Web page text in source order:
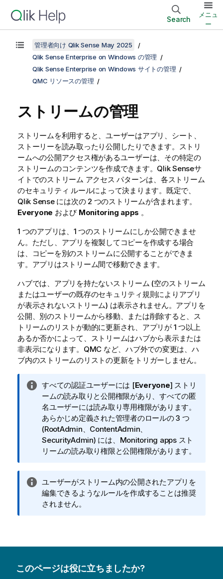
Search
メニュ
ー
管理者向け Qlik Sense May 2025
Qlik Sense Enterprise on Windows の管理
Qlik Sense Enterprise on Windows サイトの管理
QMC リソースの管理
ストリームの管理
ストリームを利用すると、ユーザーはアプリ、シート、
ストーリーを読み取ったり公開したりできます。ストリ
ームへの公開アクセス権があるユーザーは、その特定の
ストリームのコンテンツを作成できます。 Qlik Senseサ
イトでのストリーム アクセス パターンは、各ストリーム
のセキュリティ ルールによって決まります。既定で、
Qlik Senseには次の 2 つのストリームが含まれます。
Everyone および Monitoring apps 。
1 つのアプリは、1 つのストリームにしか公開できませ
ん。ただし、アプリを複製してコピーを作成する場合
は、コピーを別のストリームに公開することができま
す。アプリはストリーム間で移動できます。
ハブでは、アプリを持たないストリーム (空のストリーム
またはユーザーの既存のセキュリティ規則によりアプリ
が表示されないストリーム) は表示されません。アプリを
公開、別のストリームから移動、または削除すると、ス
トリームのリストが動的に更新され、アプリが 1 つ以上
あるか否かによって、ストリームはハブから表示または
非表示になります。 QMC など、ハブ外での変更は、ハ
ブ内のストリームのリストの更新をトリガーしません。
情
報
メ
モ
すべての認証ユーザーには [Everyone] ストリ
ームの読み取りと公開権限があり、すべての匿
名ユーザーには読み取り専用権限があります。
あらかじめ定義された管理者のロールの 3 つ
(RootAdmin、ContentAdmin、
SecurityAdmin) には、Monitoring apps スト
リームの読み取り権限と公開権限があります。
情
報
メ
ユーザーがストリーム内の公開されたアプリを
編集できるようなルールを作成することは推奨
されません。
このページは役に立ちましたか?